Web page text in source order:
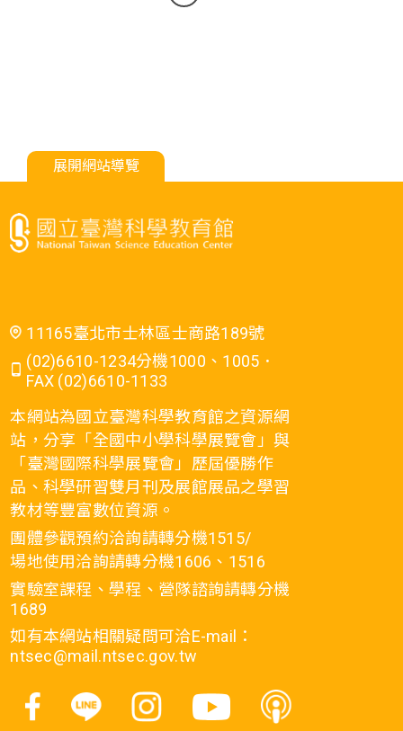
展開網站導覽
11165臺北市士林區士商路189號
(02)6610-1234分機1000、1005．
FAX (02)6610-1133
本網站為國立臺灣科學教育館之資源網
站，分享「全國中小學科學展覽會」與
「臺灣國際科學展覽會」歷屆優勝作
品、科學研習雙月刊及展館展品之學習
教材等豐富數位資源。
團體參觀預約洽詢請轉分機1515/
場地使用洽詢請轉分機1606、1516
實驗室課程、學程、營隊諮詢請轉分機
1689
如有本網站相關疑問可洽E-mail：
ntsec@mail.ntsec.gov.tw